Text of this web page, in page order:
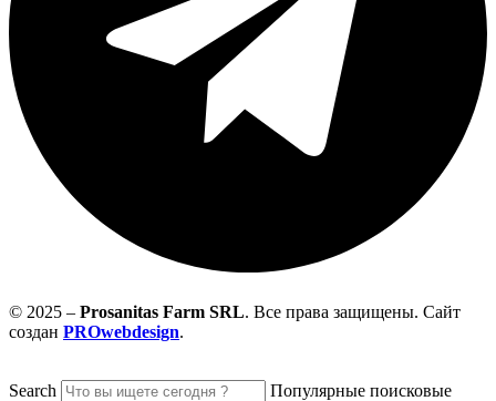
© 2025 – Prosanitas Farm SRL. Все права защищены. Сайт
создан PROwebdesign.
Search
Популярные поисковые